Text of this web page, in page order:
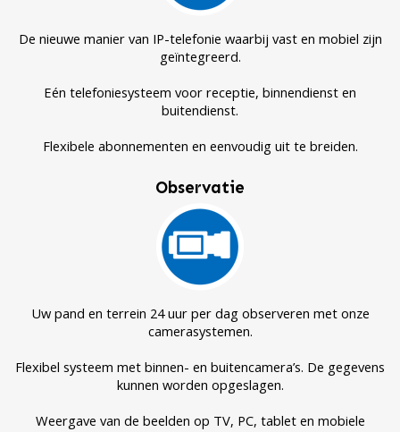
De nieuwe manier van IP-telefonie waarbij vast en mobiel zijn
geïntegreerd.
Eén telefoniesysteem voor receptie, binnendienst en
buitendienst.
Flexibele abonnementen en eenvoudig uit te breiden.
Observatie
Uw pand en terrein 24 uur per dag observeren met onze
camerasystemen.
Flexibel systeem met binnen- en buitencamera’s. De gegevens
kunnen worden opgeslagen.
Weergave van de beelden op TV, PC, tablet en mobiele